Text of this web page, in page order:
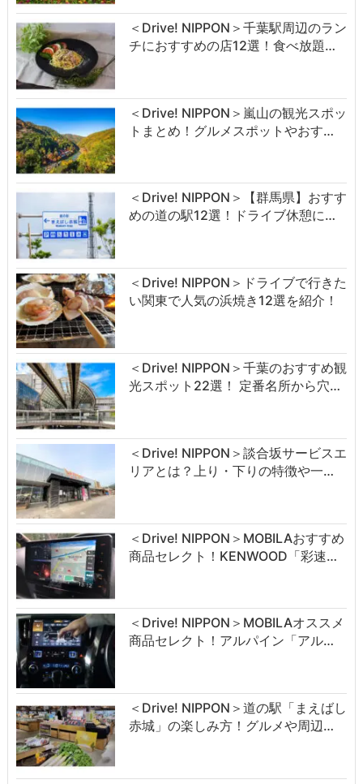
＜Drive! NIPPON＞千葉駅周辺のラン
チにおすすめの店12選！食べ放題…
＜Drive! NIPPON＞嵐山の観光スポッ
トまとめ！グルメスポットやおす…
＜Drive! NIPPON＞【群馬県】おすす
めの道の駅12選！ドライブ休憩に…
＜Drive! NIPPON＞ドライブで行きた
い関東で人気の浜焼き12選を紹介！
＜Drive! NIPPON＞千葉のおすすめ観
光スポット22選！ 定番名所から穴…
＜Drive! NIPPON＞談合坂サービスエ
リアとは？上り・下りの特徴や一…
＜Drive! NIPPON＞MOBILAおすすめ
商品セレクト！KENWOOD「彩速…
＜Drive! NIPPON＞MOBILAオススメ
商品セレクト！アルパイン「アル…
＜Drive! NIPPON＞道の駅「まえばし
赤城」の楽しみ方！グルメや周辺…